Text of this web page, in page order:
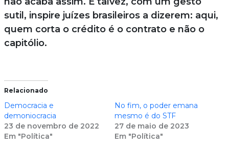
sutil, inspire juízes brasileiros a dizerem: aqui,
quem corta o crédito é o contrato e não o
capitólio.
Relacionado
Democracia e
demoniocracia
23 de novembro de 2022
Em "Política"
No fim, o poder emana
mesmo é do STF
27 de maio de 2023
Em "Política"